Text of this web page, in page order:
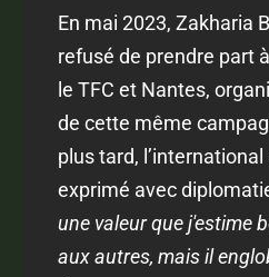
En mai 2023, Zakharia
refusé de prendre part
le TFC et Nantes,
de cette même
plus tard,
exprimé avec
une valeur que j'estime
aux autres, mais il